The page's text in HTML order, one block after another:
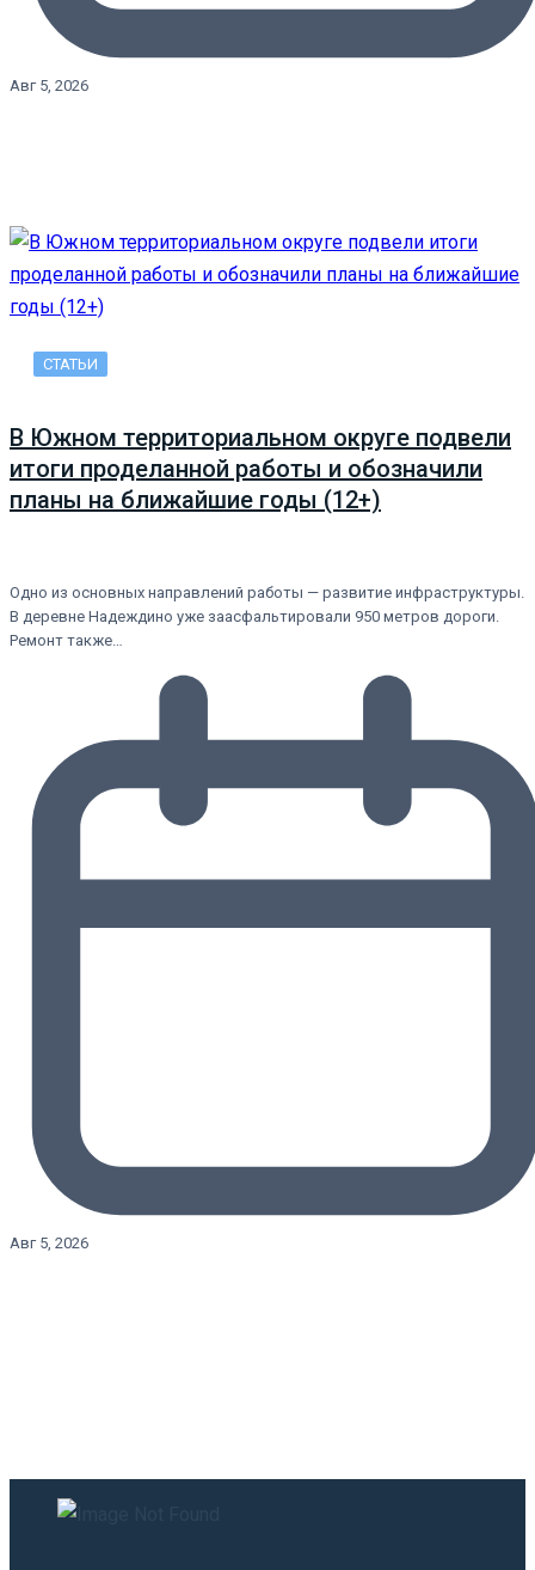
Авг 5, 2026
СТАТЬИ
В Южном территориальном округе подвели
итоги проделанной работы и обозначили
планы на ближайшие годы (12+)
Одно из основных направлений работы — развитие инфраструктуры.
В деревне Надеждино уже заасфальтировали 950 метров дороги.
Ремонт также…
Авг 5, 2026